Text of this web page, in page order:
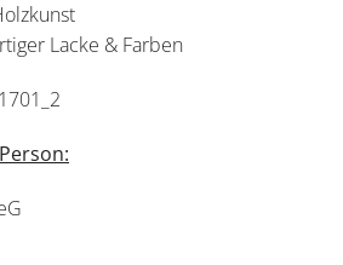
Lacke & Farben